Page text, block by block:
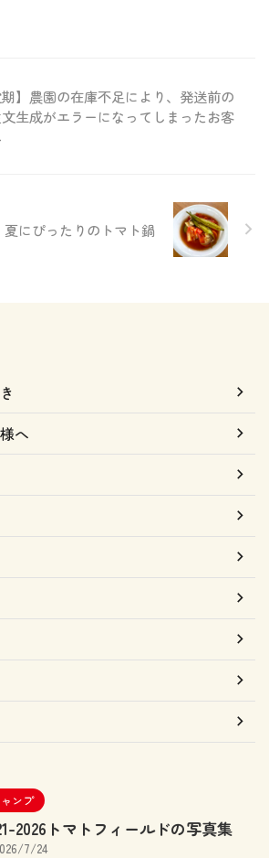
期】農園の在庫不足により、発送前の
文生成がエラーになってしまったお客
夏にぴったりのトマト鍋
へ
ンプ
2026トマトフィールドの写真集
7/24